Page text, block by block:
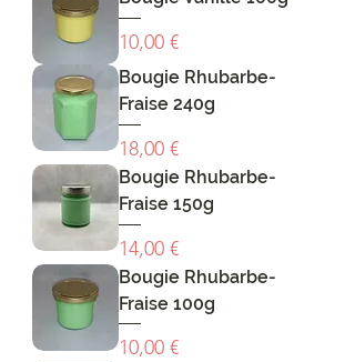
Prix
10,00 €
Bougie Rhubarbe-
Fraise 240g
Prix
18,00 €
Bougie Rhubarbe-
Fraise 150g
Prix
14,00 €
Bougie Rhubarbe-
Fraise 100g
Prix
10,00 €